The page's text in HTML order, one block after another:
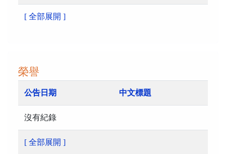
[ 全部展開 ]
榮譽
公告日期 中文標題
沒有紀錄
[ 全部展開 ]